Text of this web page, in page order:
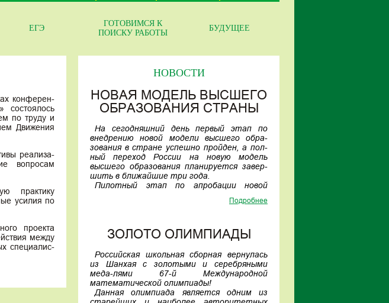
ЕГЭ
ГОТОВИМСЯ К
ПОИСКУ РАБОТЫ
БУДУЩЕЕ
конферен-
состоялось
по труду и
Движения
реализа-
вопросам
практику
усилия по
проекта
между
специалис-
НОВОСТИ
НОВАЯ МОДЕЛЬ ВЫСШЕГО
ОБРАЗОВАНИЯ СТРАНЫ
На сегодняшний день первый этап по
внедрению новой модели высшего обра-
зования в стране успешно пройден, а пол-
ный переход России на новую модель
высшего образования планируется завер-
шить в ближайшие три года.
Пилотный этап по апробации новой
бургский горный университет, МАИ, ТГУ,
С января текущего года в эксперименте
участвуют уже 17 вузов.
А первые шесть вузов проекта в этому
году будут принимать студентов уже
только на новые образовательные про-
граммы.
Подробнее
ЗОЛОТО ОЛИМПИАДЫ
Российская школьная сборная вернулась
из Шанхая с золотыми и серебряными
меда-лями 67-й Международной
математической олимпиады!
Данная олимпиада является одним из